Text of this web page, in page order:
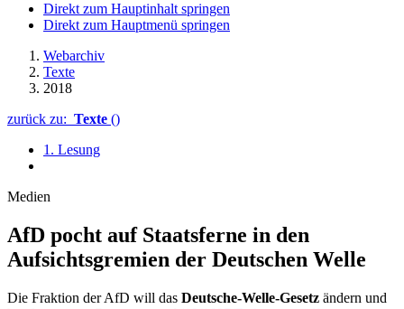
Direkt zum Hauptinhalt springen
Direkt zum Hauptmenü springen
Webarchiv
Texte
2018
zurück zu: Texte ()
1. Lesung
Medien
AfD pocht auf Staatsferne in den
Aufsichtsgremien der Deutschen Welle
Die Fraktion der AfD will das Deutsche-Welle-Gesetz ändern und